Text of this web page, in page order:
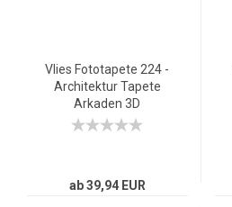
Vlies Fototapete 224 -
Architektur Tapete
Arkaden 3D
Perspektive Gewölbe
ab 39,94 EUR